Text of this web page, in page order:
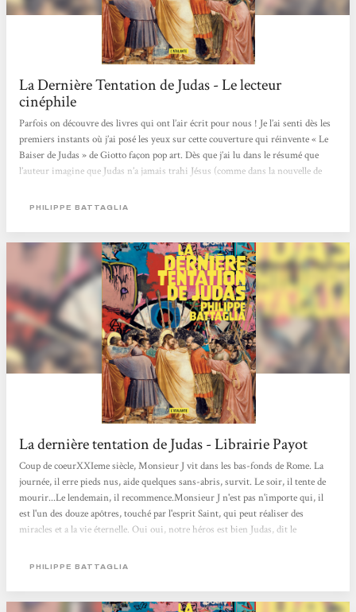
La Dernière Tentation de Judas - Le lecteur
cinéphile
Parfois on découvre des livres qui ont l’air écrit pour nous ! Je l’ai senti dès les
premiers instants où j’ai posé les yeux sur cette couverture qui réinvente « Le
Baiser de Judas » de Giotto façon pop art. Dès que j’ai lu dans le résumé que
l’auteur imagine que Judas n’a jamais trahi Jésus (comme dans la nouvelle de
terre depuis 2000 ans en espérant retrouver Jésus ! Quel pitch de dingue !! Ce
PHILIPPE BATTAGLIA
La dernière tentation de Judas - Librairie Payot
Coup de coeurXXIeme siècle, Monsieur J vit dans les bas-fonds de Rome. La
journée, il erre pieds nus, aide quelques sans-abris, survit. Le soir, il tente de
mourir...Le lendemain, il recommence.Monsieur J n'est pas n'importe qui, il
est l'un des douze apôtres, touché par l'esprit Saint, qui peut réaliser des
miracles et a la vie éternelle. Oui oui, notre héros est bien Judas, dit le
l'Amour de sa vie. Alors quand il découvre l'Evangile selon Satan qui lui
PHILIPPE BATTAGLIA